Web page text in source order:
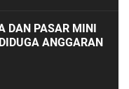
DAN PASAR MINI
ANGGARAN